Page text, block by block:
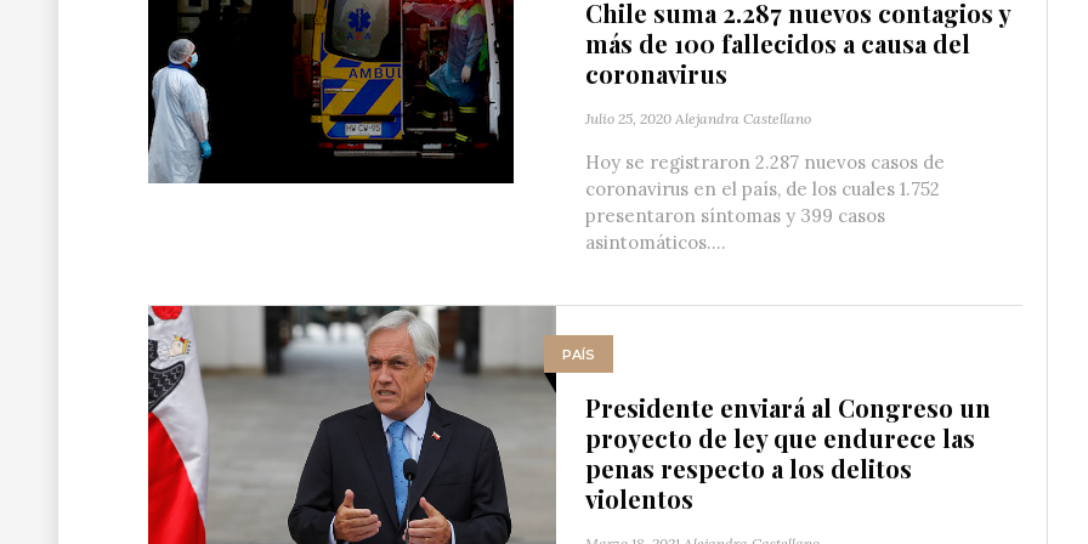
Chile suma 2.287 nuevos contagios y
más de 100 fallecidos a causa del
coronavirus
Julio 25, 2020 Alejandra Castellano
Hoy se registraron 2.287 nuevos casos de
coronavirus en el país, de los cuales 1.752
presentaron síntomas y 399 casos
asintomáticos....
PAÍS
Presidente enviará al Congreso un
proyecto de ley que endurece las
penas respecto a los delitos
violentos